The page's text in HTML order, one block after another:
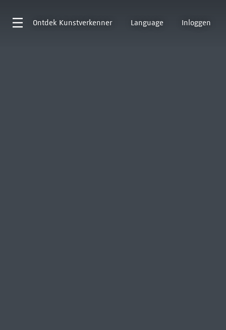
Ontdek Kunstverkenner Language Inloggen